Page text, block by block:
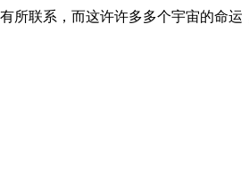
所联系，而这许许多多个宇宙的命运